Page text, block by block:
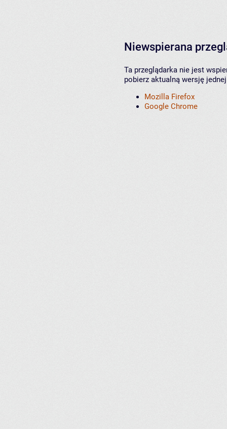
Niewspierana
Ta przeglądarka nie jest
pobierz aktualną wersję
Mozilla Firefox
Google Chrome